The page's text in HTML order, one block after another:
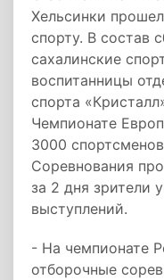
Хельсинки
спорту. В состав
сахалинские
воспитанницы
спорта
Чемпионате
3000
Соревнования
за 2 дня зрители
выступлений.
- На чемпионате
отборочные